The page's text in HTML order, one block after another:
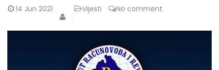
14 Jun 2021 Vijesti No comment